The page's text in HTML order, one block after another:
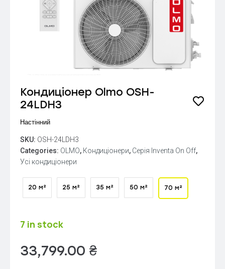
Кондиціонер Olmo OSH-
24LDH3
Настінний
SKU: OSH-24LDH3
Categories: OLMO, Кондиціонери, Серія Inventa On Off,
Усі кондиціонери
20 м² 25 м² 35 м² 50 м² 70 м²
7 in stock
33,799.00 ₴